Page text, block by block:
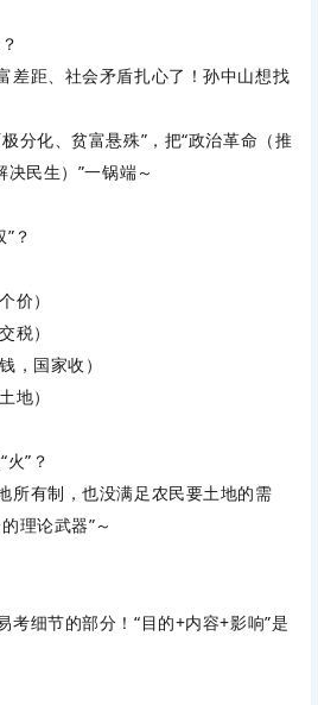
差距、社会矛盾扎心了！孙中山想找
分化、贫富悬殊”，把“政治革命（推
决民生）”‌一锅端‌～
？
价）
税）
，国家收）
地）
”？
所有制，也没满足农民要土地的需
理论武器”～
考细节‌的部分！“目的+内容+影响”是